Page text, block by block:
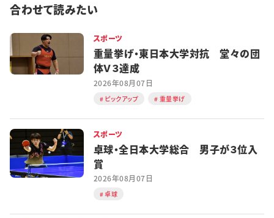
合わせて読みたい
スポーツ
重量挙げ・東日本大学対抗 堂々の団
体Ｖ３達成
2026年08月07日
ピックアップ 重量挙げ
スポーツ
卓球・全日本大学総合 男子が３位入
賞
2026年08月07日
卓球